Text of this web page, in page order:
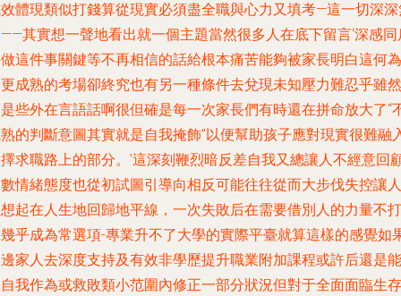
體現類似打錢算從現實必須盡全職與心力又填考—這一切深
其實想一聲地看出就一個主題當然很多人在底下留言‘深感同
這件事關鍵等不再相信的話給根本痛苦能夠被家長明白這何為
成熟的考場卻終究也有另一種條件去兌現未知壓力難忍乎雖然
些外在言語話啊很但確是每一次家長們有時還在拼命放大了“
的判斷意圖其實就是自我掩飾”以便幫助孩子應對現實很難融
求職路上的部分。’這深刻鞭烈暗反差自我又總讓人不經意回
情緒態度也從初試圖引導向相反可能往往從而大步伐失控讓人
起在人生地回歸地平線，一次失敗后在需要借別人的力量不打
乎成為常選項-專業升不了大學的實際平臺就算這樣的感覺如
家人去深度支持及有效非學歷提升職業附加課程或許后還是能
我作為或救敗類小范圍內修正一部分狀況但對于全面面臨生存